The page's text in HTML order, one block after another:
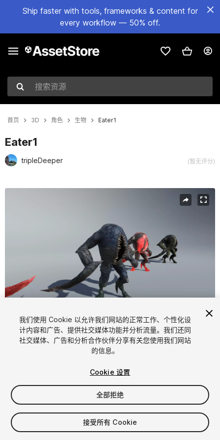
Ship faster with tools, frameworks & content for
every workflow — 50% off.
搜索资源
首页 3D 角色 生物 Eater1
Eater1
tripleDeeper (暂无评分)
1/22
$34.99
增值税将在结算时计算
我们使用 Cookie 以允许我们网站的正常工作、个性化设
计内容和广告、提供社交媒体功能并分析流量。我们还同
社交媒体、广告和分析合作伙伴分享有关您使用我们网站
的信息。
Cookie 设置
全部拒绝
接受所有 Cookie